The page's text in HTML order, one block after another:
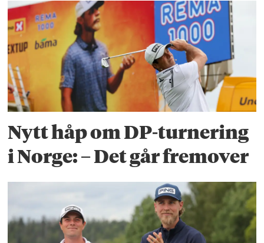
Nytt håp om DP-turnering
i Norge: – Det går fremover